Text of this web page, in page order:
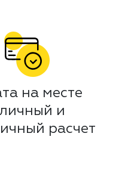
на месте
и
расчет